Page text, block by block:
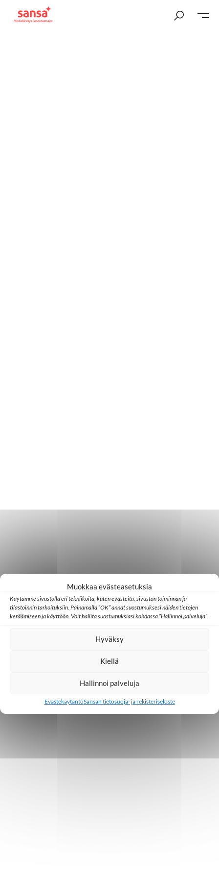
Muokkaa evästeasetuksia
Käytämme sivustolla eri tekniikoita, kuten evästeitä, sivuston toiminnan ja
tilastoinnin tarkoituksiin. Painamalla ”OK” annat suostumuksesi näiden tietojen
keräämiseen ja käyttöön. Voit hallita suostumuksiasi kohdassa ”Hallinnoi palveluja”.
Hyväksy
Kiellä
Hallinnoi palveluja
EvästekäytäntöSansan tietosuoja- ja rekisteriseloste